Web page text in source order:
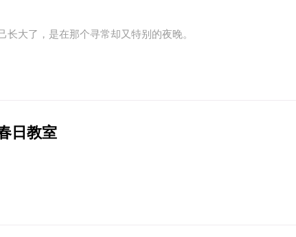
大了，是在那个寻常却又特别的夜晚。
日教室